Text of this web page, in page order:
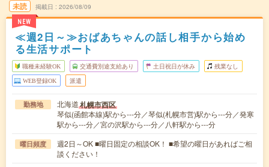
未読
NEW
掲載日 2026/08/09
≪週2日～≫おばあちゃんの話し相手から始め
る生活サポート
職種未経験OK 交通費別途支給あり 土日祝日が休み 残業なし
WEB登録OK 派遣
勤務地 北海道札幌市西区
琴似(函館本線)駅から---分／琴似(札幌市営)駅から---分／発寒
駅から---分／宮の沢駅から---分／八軒駅から---分
曜日頻度
週2日～OK ■曜日固定の相談OK！ ■希望の曜日があればご相
談ください！